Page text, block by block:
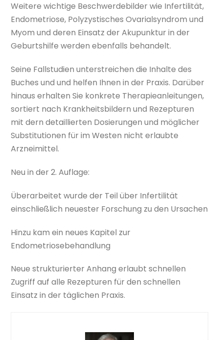
Weitere wichtige Beschwerdebilder wie Infertilität,
Endometriose, Polyzystisches Ovarialsyndrom und
Myom und deren Einsatz der Akupunktur in der
Geburtshilfe werden ebenfalls behandelt.
Seine Fallstudien unterstreichen die Inhalte des
Buches und und helfen Ihnen in der Praxis. Darüber
hinaus erhalten Sie konkrete Therapieanleitungen,
sortiert nach Krankheitsbildern und Rezepturen
mit dern detaillierten Dosierungen und möglicher
Substitutionen für im Westen nicht erlaubte
Arzneimittel.
Neu in der 2. Auflage:
Überarbeitet wurde der Teil über Infertilität
einschließlich neuester Forschung zu den Ursachen
Hinzu kam ein neues Kapitel zur
Endometriosebehandlung
Neue strukturierter Anhang erlaubt schnellen
Zugriff auf alle Rezepturen für den schnellen
Einsatz in der täglichen Praxis.